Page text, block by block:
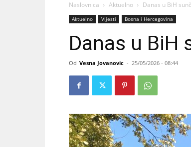
Naslovnica Aktuelno Danas u BiH
Aktuelno Vijesti Bosna i Hercegovina
Danas u BiH
Od Vesna Jovanovic - 25/05/2026 - 08:44